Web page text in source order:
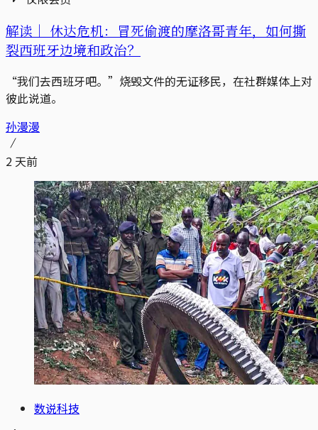
解读｜ 休达危机：冒死偷渡的摩洛哥青年，如何撕
裂西班牙边境和政治？
“我们去西班牙吧。”烧毁文件的无证移民，在社群媒体上对
彼此说道。
孙漫漫
2 天前
数说科技